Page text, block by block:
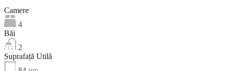
Camere
4
Băi
2
Suprafață Utilă